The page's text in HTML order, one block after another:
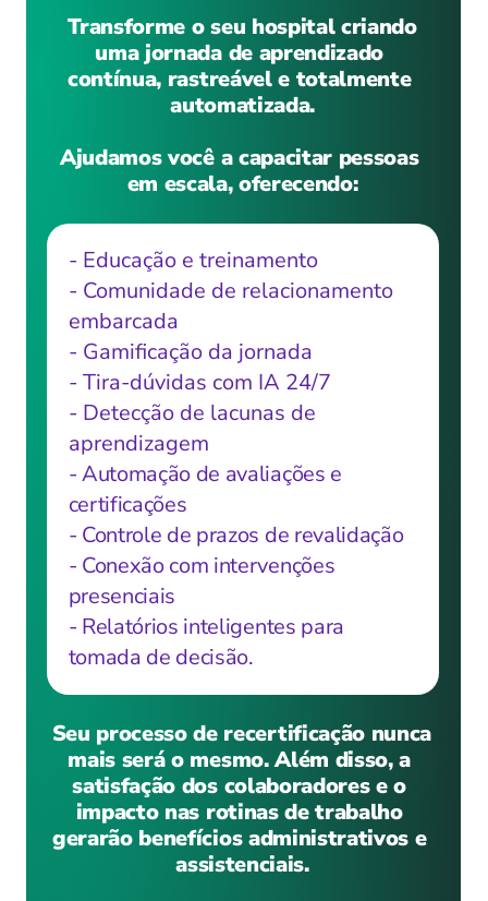
Transforme o seu hospital criando
uma jornada de aprendizado
contínua, rastreável e totalmente
automatizada.
Ajudamos você a capacitar pessoas
em escala, oferecendo:
- Educação e treinamento
- Comunidade de relacionamento
embarcada
- Gamificação da jornada
- Tira-dúvidas com IA 24/7
- Detecção de lacunas de
aprendizagem
- Automação de avaliações e
certificações
- Controle de prazos de revalidação
- Conexão com intervenções
presenciais
- Relatórios inteligentes para
tomada de decisão.
Seu processo de recertificação nunca
mais será o mesmo. Além disso, a
satisfação dos colaboradores e o
impacto nas rotinas de trabalho
gerarão benefícios administrativos e
assistenciais.